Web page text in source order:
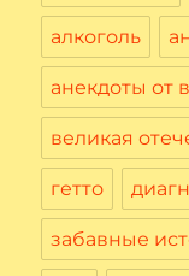
алкоголь
анекдоты от
великая
гетто
забавные